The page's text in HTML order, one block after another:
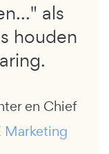
als
houden
en Chief
Marketing